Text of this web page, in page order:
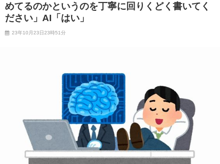
めてるのかというのを丁寧に回りくどく書いてく
ださい」AI「はい」
23年10月23日23時51分